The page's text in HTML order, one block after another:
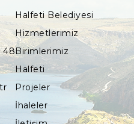
48
Halfeti Belediyesi
Hizmetlerimiz
Birimlerimiz
Halfeti
Projeler
İhaleler